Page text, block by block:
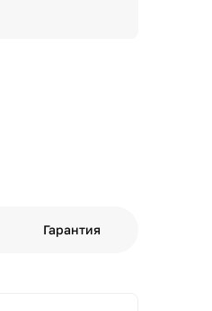
Гарантия